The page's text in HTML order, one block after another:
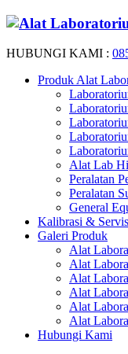
HUBUNGI KAMI :
Produk Alat
Alat Lab
Peralatan
Peralatan
General
Kalibrasi & Servis
Galeri Produk
Alat
Alat
Alat
Alat
Alat
Alat
Hubungi Kami